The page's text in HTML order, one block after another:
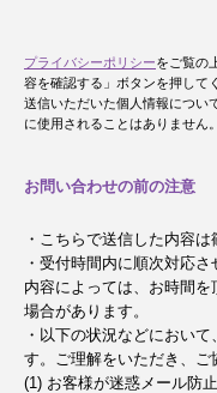
プライバシーポリシーをご覧の
容を確認する」ボタンを押して
送信いただいた個人情報につい
に使用されることはありません。
お問い合わせの前の注意
・こちらで送信した内容は
・受付時間内に順次対応
内容によっては、お時間
場合があります。
・以下の状況などにおい
す。ご理解をいただき、ご
(1) お客様が迷惑メール防